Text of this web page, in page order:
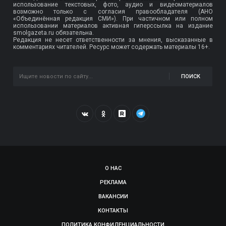
использование текстовых, фото, аудио и видеоматериалов
возможно только с согласия правообладателя (АНО
«Объединённая редакция СМИ»). При частичном или полном
использовании материалов активная гиперссылка на издание
smolgazeta.ru обязательна.
Редакция не несет ответственности за мнения, высказанные в
комментариях читателей. Ресурс может содержать материалы 16+.
ПОИСК
О НАС
РЕКЛАМА
ВАКАНСИИ
КОНТАКТЫ
ПОЛИТИКА КОНФИДЕНЦИАЛЬНОСТИ